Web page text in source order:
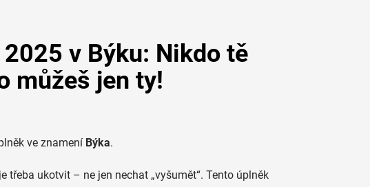
v Býku: Nikdo tě
můžeš jen ty!
ve znamení Býka.
třeba ukotvit – ne jen nechat „vyšumět“. Tento úplněk